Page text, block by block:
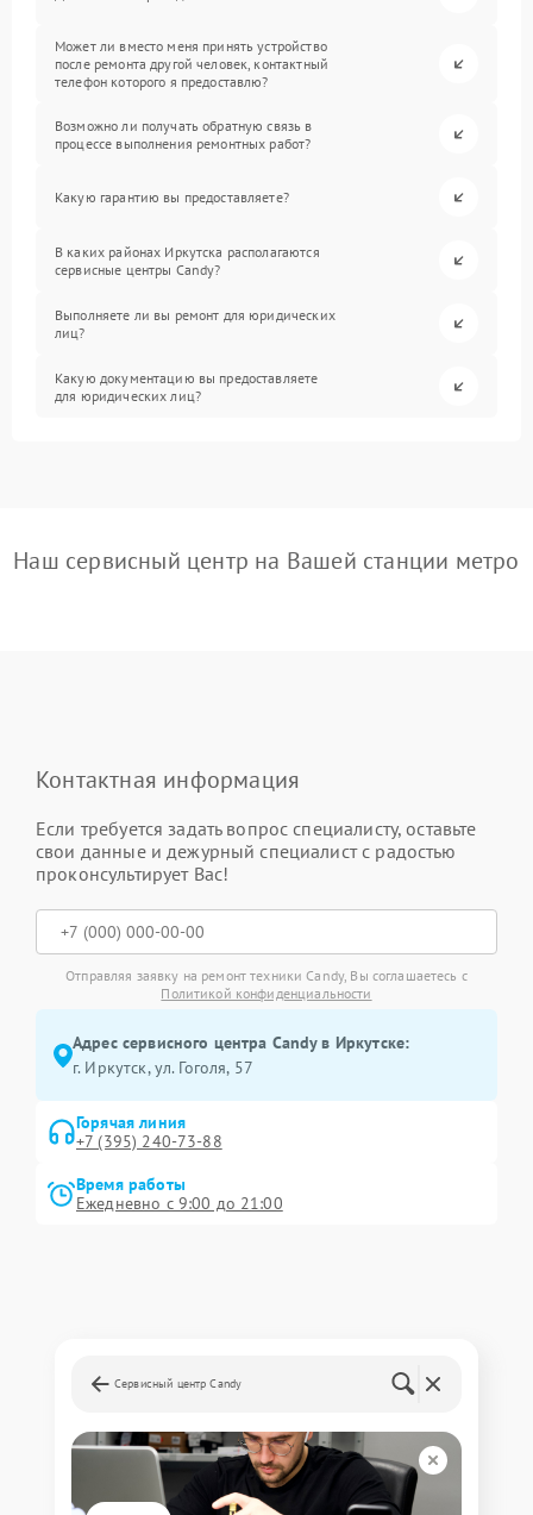
Может ли вместо меня принять устройство
после ремонта другой человек, контактный
телефон которого я предоставлю?
Возможно ли получать обратную связь в
процессе выполнения ремонтных работ?
Какую гарантию вы предоставляете?
В каких районах Иркутска располагаются
сервисные центры Candy?
Выполняете ли вы ремонт для юридических
лиц?
Какую документацию вы предоставляете
для юридических лиц?
Наш сервисный центр на Вашей станции метро
Контактная информация
Если требуется задать вопрос специалисту, оставьте
свои данные и дежурный специалист с радостью
проконсультирует Вас!
Отправляя заявку на ремонт техники Candy, Вы соглашаетесь с
Политикой конфиденциальности
Адрес сервисного центра Candy в Иркутске:
г. Иркутск, ул. ​Гоголя, 57
Горячая линия
+7 (395) 240-73-88
Время работы
Ежедневно с 9:00 до 21:00
Сервисный центр Candy